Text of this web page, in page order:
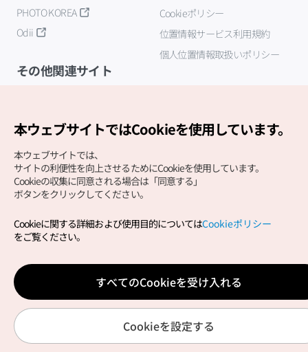
PHOTO KOREA
Odii
Cookieポリシー
位置情報サービス利用規約
個人位置情報取扱いポリシー
その他関連サイト
Copyright (c) Korea Tourism Organization All Rights
サイトエラー報告公式メール
japanese@knto.or.kr
本ウェブサイトではCookieを使用しています。
本ウェブサイトでは、
サイトの利便性を向上させるためにCookieを使用しています。
Cookieの収集に同意される場合は「同意する」
ボタンをクリックしてください。
Cookieに関する詳細および使用目的についてはCookieポリシー
をご覧ください。
すべてのCookieを受け入れる
Cookieを設定する